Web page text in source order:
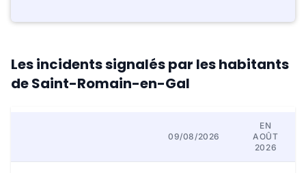
Les incidents signalés par les habitants
de Saint-Romain-en-Gal
09/08/2026
EN
AOÛT
2026